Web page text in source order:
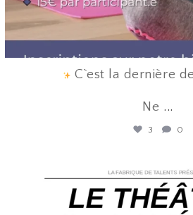
C`est la dernière
Ne ...
3 0
Juin 12